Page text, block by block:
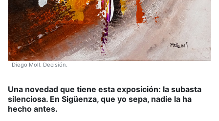
Diego Moll. Decisión.
Una novedad que tiene esta exposición: la subasta
silenciosa. En Sigüenza, que yo sepa, nadie la ha
hecho antes.